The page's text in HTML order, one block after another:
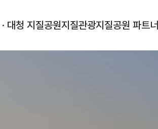
대청 지질공원지질관광지질공원 파트너